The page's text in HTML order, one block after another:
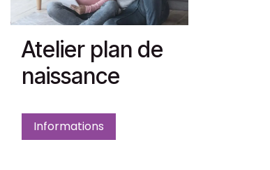
Atelier plan de
naissance
Informations